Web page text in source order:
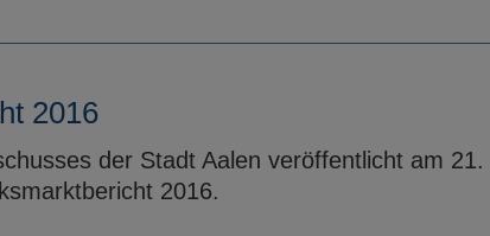
2016
der Stadt Aalen veröffentlicht am 21.
2016.